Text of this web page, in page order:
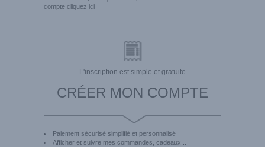
compte cliquez ici
L'inscription est simple et gratuite
CRÉER MON COMPTE
Paiement sécurisé simplifié et personnalisé
Afficher et suivre mes commandes, cadeaux...